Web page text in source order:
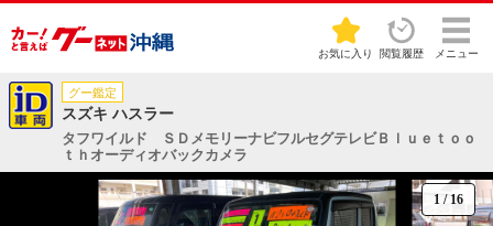
お気に入り 閲覧履歴 メニュー
グー鑑定
スズキ ハスラー
タフワイルド ＳＤメモリーナビフルセグテレビＢｌｕｅｔｏｏ
ｔｈオーディオバックカメラ
1 / 16